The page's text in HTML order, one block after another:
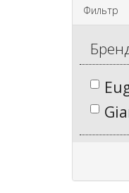
Фильтр